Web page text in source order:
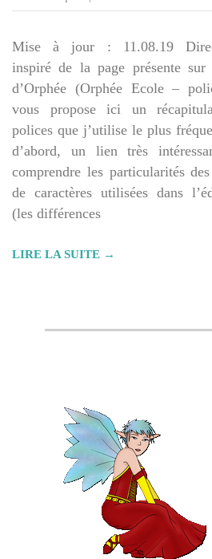
Mise à jour : 11.08.19
inspiré de la page présente
d’Orphée (Orphée Ecole –
vous propose ici un
polices que j’utilise le plus
d’abord, un lien très
comprendre les particularités
de caractères utilisées dans
(les différences
LIRE LA SUITE →